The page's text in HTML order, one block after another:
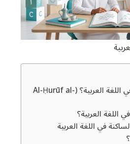
ما هي الحروف الساكنة في اللغة العربية؟ (Al-Ḥurūf al-
اللغة العربية؟
في اللغة العربية